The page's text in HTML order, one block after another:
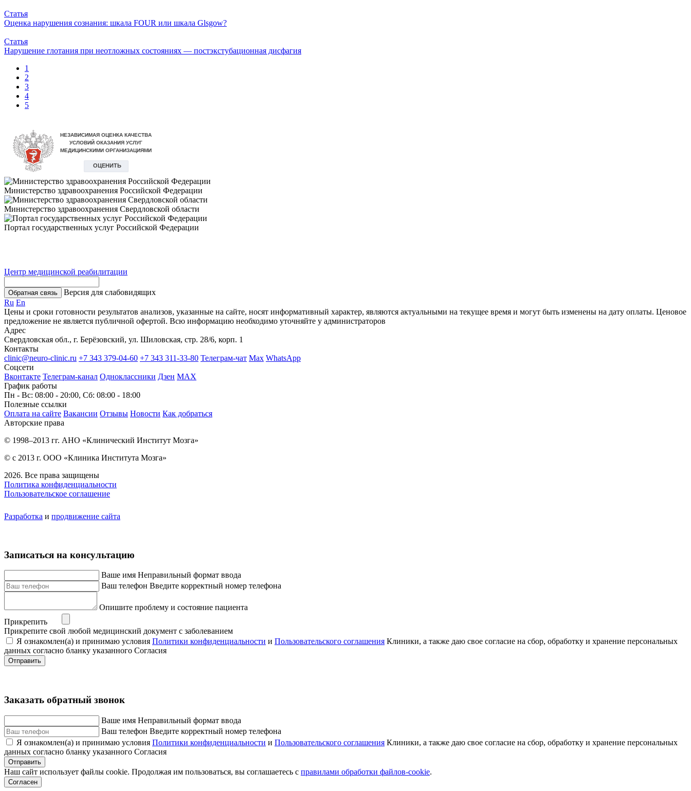
Статья
Оценка нарушения сознания: шкала FOUR или шкала Glsgow?
Статья
Нарушение глотания при неотложных состояниях — постэкстубационная дисфагия
1
2
3
4
5
Министерство здравоохранения Российской Федерации
Министерство здравоохранения Свердловской области
Портал государственных услуг Российской Федерации
Центр медицинской реабилитации
Обратная связь
Версия для слабовидящих
Ru En
Цены и сроки готовности результатов анализов, указанные на сайте, носят информативный характер, являются актуальными на текущее время и могут быть изменены на дату оплаты. Ценовое
предложение не является публичной офертой. Всю информацию необходимо уточняйте у администраторов
Адрес
Свердловская обл., г. Берёзовский, ул. Шиловская, стр. 28/6, корп. 1
Контакты
clinic@neuro-clinic.ru +7 343 379-04-60 +7 343 311-33-80 Телеграм-чат Max WhatsApp
Соцсети
Вконтакте Телеграм-канал Одноклассники Дзен МАХ
График работы
Пн - Вс: 08:00 - 20:00, Сб: 08:00 - 18:00
Полезные ссылки
Оплата на сайте Вакансии Отзывы Новости Как добраться
Авторские права
© 1998–2013 гг. АНО «Клинический Институт Мозга»
© с 2013 г. ООО «Клиника Института Мозга»
2026. Все права защищены
Политика конфиденциальности
Пользовательское соглашение
Разработка и продвижение сайта
Записаться на консультацию
Ваше имя Неправильный формат ввода
Ваш телефон Введите корректный номер телефона
Опишите проблему и состояние пациента
Прикрепить
Прикрепите свой любой медицинский документ с заболеванием
Я ознакомлен(а) и принимаю условия Политики конфиденциальности и Пользовательского соглашения Клиники, а также даю свое согласие на сбор, обработку и хранение персональных
данных согласно бланку указанного Согласия
Отправить
Заказать обратный звонок
Ваше имя Неправильный формат ввода
Ваш телефон Введите корректный номер телефона
Я ознакомлен(а) и принимаю условия Политики конфиденциальности и Пользовательского соглашения Клиники, а также даю свое согласие на сбор, обработку и хранение персональных
данных согласно бланку указанного Согласия
Отправить
Наш сайт использует файлы cookie. Продолжая им пользоваться, вы соглашаетесь c правилами обработки файлов-cookie.
Согласен